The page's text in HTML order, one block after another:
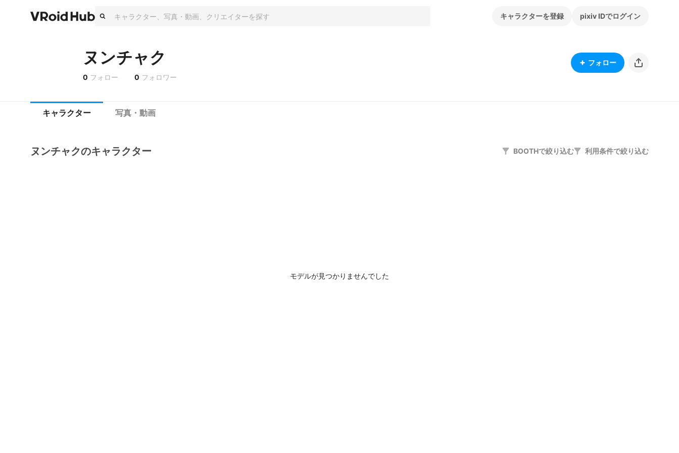
キャラクターを登録 pixiv IDでログイン
ヌンチャク
0 フォロー 0 フォロワー
フォロー
キャラクター 写真・動画
ヌンチャクのキャラクター BOOTHで絞り込む 利用条件で絞り込む
モデルが見つかりませんでした